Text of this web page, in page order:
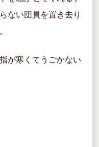
ない団員を置き去り
が寒くてうごかない